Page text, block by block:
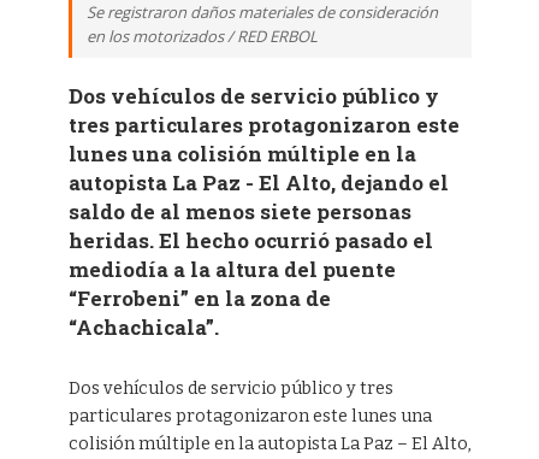
Se registraron daños materiales de consideración
en los motorizados / RED ERBOL
Dos vehículos de servicio público y
tres particulares protagonizaron este
lunes una colisión múltiple en la
autopista La Paz - El Alto, dejando el
saldo de al menos siete personas
heridas. El hecho ocurrió pasado el
mediodía a la altura del puente
“Ferrobeni” en la zona de
“Achachicala”.
Dos vehículos de servicio público y tres
particulares protagonizaron este lunes una
colisión múltiple en la autopista La Paz – El Alto,